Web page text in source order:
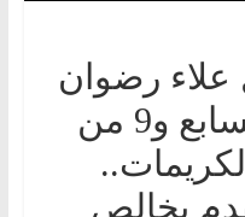
علاء رضوان
الصحفي باليوم السابع و9 من
بخالص